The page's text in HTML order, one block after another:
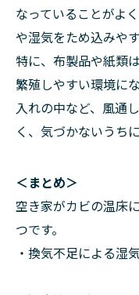
なっていることがよ
や湿気をため込みや
特に、布製品や紙類
繁殖しやすい環境に
入れの中など、風通
く、気づかないうち
＜まとめ＞
空き家がカビの温床
つです。
・換気不足による湿